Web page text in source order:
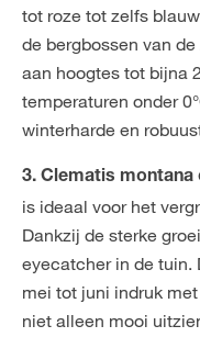
tot roze tot zelfs
de bergbossen van
aan hoogtes tot bijna
temperaturen onder
winterharde en
3. Clematis montana
is ideaal voor het
Dankzij de sterke
eyecatcher in de tuin.
mei tot juni indruk
niet alleen mooi